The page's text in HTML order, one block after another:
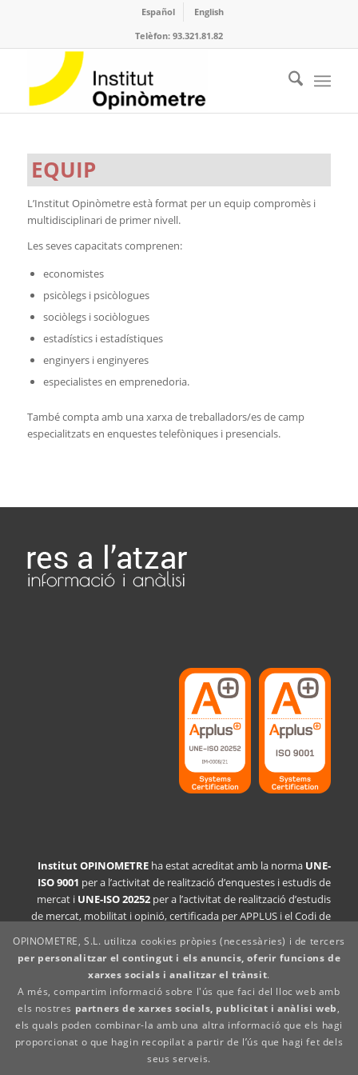
Español
English
Telèfon: 93.321.81.82
EQUIP
L’Institut Opinòmetre està format per un equip compromès i
multidisciplinari de primer nivell.
Les seves capacitats comprenen:
economistes
psicòlegs i psicòlogues
sociòlegs i sociòlogues
estadístics i estadístiques
enginyers i enginyeres
especialistes en emprenedoria.
També compta amb una xarxa de treballadors/es de camp
especialitzats en enquestes telefòniques i presencials.
Institut OPINOMETRE ha estat acreditat amb la norma UNE-
ISO 9001 per a l’activitat de realització d’enquestes i estudis de
mercat i UNE-ISO 20252 per a l’activitat de realització d’estudis
de mercat, mobilitat i opinió, certificada per APPLUS i el Codi de
Declaració de la política de qualitat
Política de privacitat
Política de cookies
Canal denúncies
Política de proveïdors
OPINOMETRE, S.L. utilitza cookies pròpies (necessàries) i de tercers
per personalitzar el contingut i els anuncis, oferir funcions de
xarxes socials i analitzar el trànsit.
A més, compartim informació sobre l'ús que faci del lloc web amb
els nostres partners de xarxes socials, publicitat i anàlisi web,
els quals poden combinar-la amb una altra informació que els hagi
proporcionat o que hagin recopilat a partir de l’ús que hagi fet dels
seus serveis.